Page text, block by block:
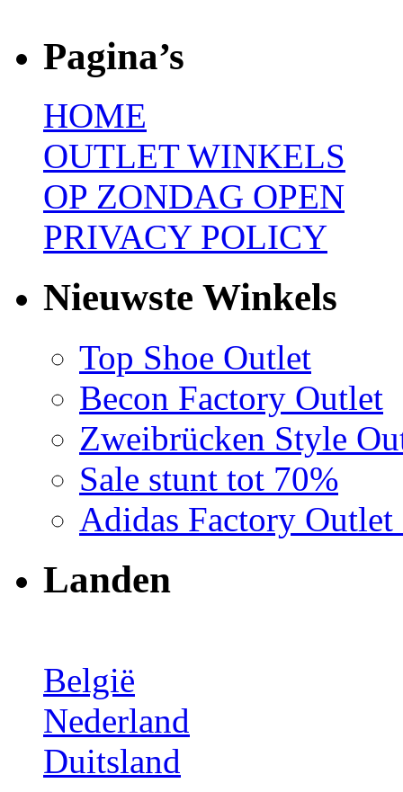
Pagina’s
HOME
OUTLET WINKELS
OP ZONDAG OPEN
PRIVACY POLICY
Nieuwste Winkels
Top Shoe Outlet
Becon Factory Outlet
Zweibrücken Style
Sale stunt tot 70%
Adidas Factory Outlet
Landen
België
Nederland
Duitsland